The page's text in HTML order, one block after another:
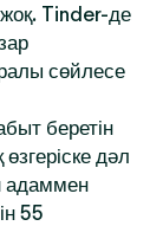
Tinder-де
сөйлесе
беретін
дәл
адаммен
55